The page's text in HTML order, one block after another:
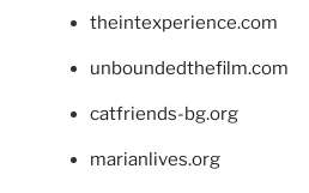
theintexperience.com
unboundedthefilm.com
catfriends-bg.org
marianlives.org